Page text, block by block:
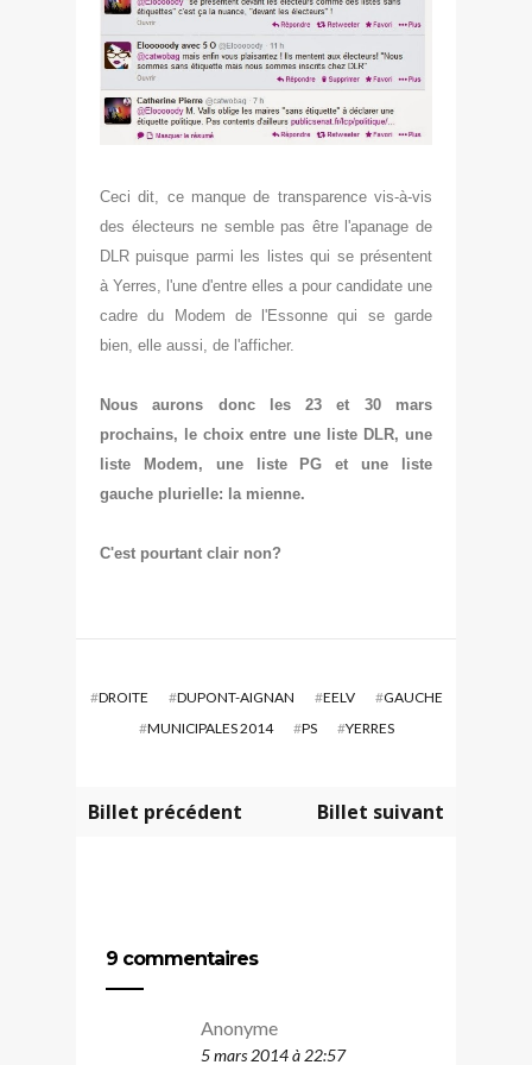
Ceci dit, ce manque de transparence vis-à-vis
des électeurs ne semble pas être l'apanage de
DLR puisque parmi les listes qui se présentent
à Yerres, l'une d'entre elles a pour candidate une
cadre du Modem de l'Essonne qui se garde
bien, elle aussi, de l'afficher.
Nous aurons donc les 23 et 30 mars
prochains, le choix entre une liste DLR, une
liste Modem, une liste PG et une liste
gauche plurielle: la mienne.
C'est pourtant clair non?
#DROITE #DUPONT-AIGNAN #EELV #GAUCHE
#MUNICIPALES 2014 #PS #YERRES
Billet précédent Billet suivant
9 commentaires
Anonyme
5 mars 2014 à 22:57